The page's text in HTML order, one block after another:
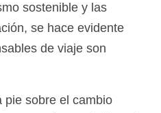
sostenible y las
se hace evidente
de viaje son
pie sobre el cambio